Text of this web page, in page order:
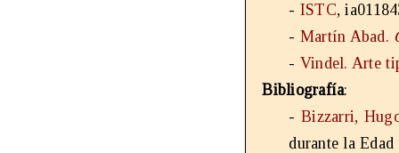
- ISTC,
- Martín Abad.
- Vindel. Arte
Bibliografía:
-Bizzarri,
durante la